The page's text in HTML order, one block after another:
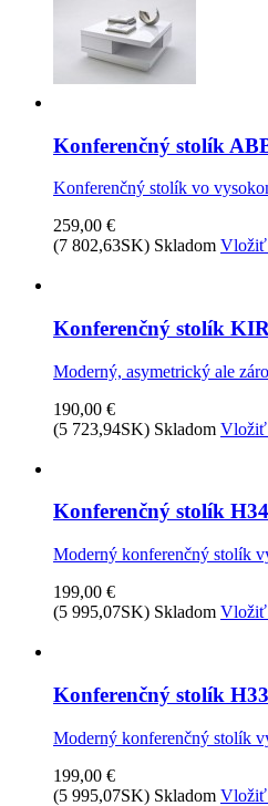
Konferenčný stolík
Konferenčný stolík vo
259,00 €
(7 802,63SK) Skladom Vložiť
Konferenčný stolík
Moderný, asymetrický ale
190,00 €
(5 723,94SK) Skladom Vložiť
Konferenčný stolík
Moderný konferenčný stolík
199,00 €
(5 995,07SK) Skladom Vložiť
Konferenčný stolík
Moderný konferenčný stolík
199,00 €
(5 995,07SK) Skladom Vložiť